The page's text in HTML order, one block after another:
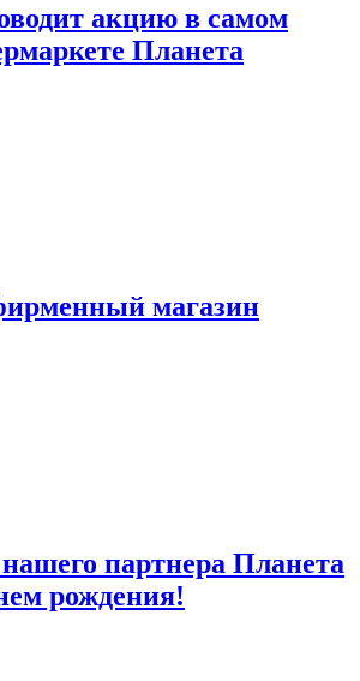
акцию в самом
Планета
магазин
партнера Планета
рождения!